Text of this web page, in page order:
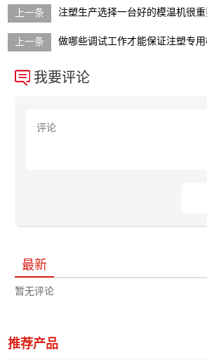
注塑生产选择一台好的模温机很
做哪些调试工作才能保证注塑专用
我要评论
最新
暂无评论
推荐产品